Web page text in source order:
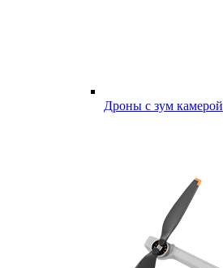
Дроны с зум камерой